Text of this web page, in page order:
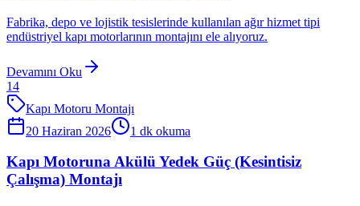
Fabrika, depo ve lojistik tesislerinde kullanılan ağır hizmet tipi
endüstriyel kapı motorlarının montajını ele alıyoruz.
Devamını Oku
14
Kapı Motoru Montajı
20 Haziran 2026
1 dk okuma
Kapı Motoruna Akülü Yedek Güç (Kesintisiz
Çalışma) Montajı